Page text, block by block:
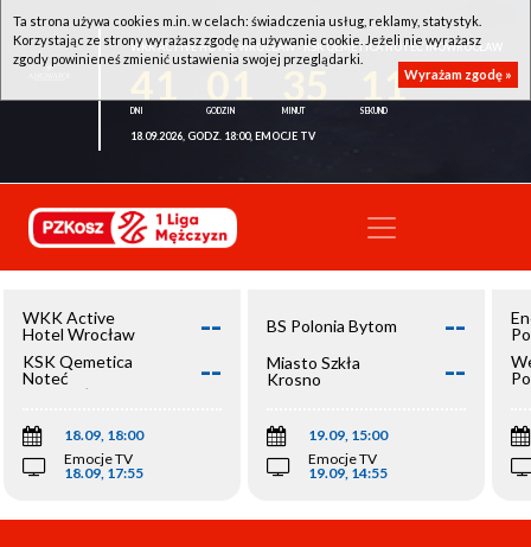
WKK ACTIVE HOTEL WROCŁAW - KSK QEMETICA NOTEĆ INOWROCŁAW
11
18.09.2026, GODZ. 18:00, EMOCJE TV
WKK Active
Hotel Wrocław
--
KSK Qemetica
Noteć
Inowrocław
--
18.09, 18:00
Emocje TV
18.09, 17:55
BS Polonia Bytom --
Miasto Szkła
Krosno
--
19.09, 15:00
Emocje TV
19.09, 14:55
Ta strona używa cookies m.in. w celach: świadczenia usług, reklamy, statystyk.
Korzystając ze strony wyrażasz zgodę na używanie cookie. Jeżeli nie wyrażasz
zgody powinieneś zmienić ustawienia swojej przeglądarki.
Wyrażam zgodę »